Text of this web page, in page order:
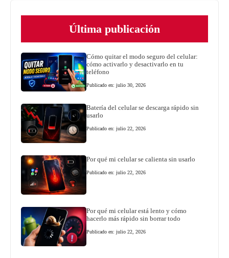
Última publicación
Cómo quitar el modo seguro del celular:
cómo activarlo y desactivarlo en tu
teléfono
Publicado en: julio 30, 2026
Batería del celular se descarga rápido sin
usarlo
Publicado en: julio 22, 2026
Por qué mi celular se calienta sin usarlo
Publicado en: julio 22, 2026
Por qué mi celular está lento y cómo
hacerlo más rápido sin borrar todo
Publicado en: julio 22, 2026